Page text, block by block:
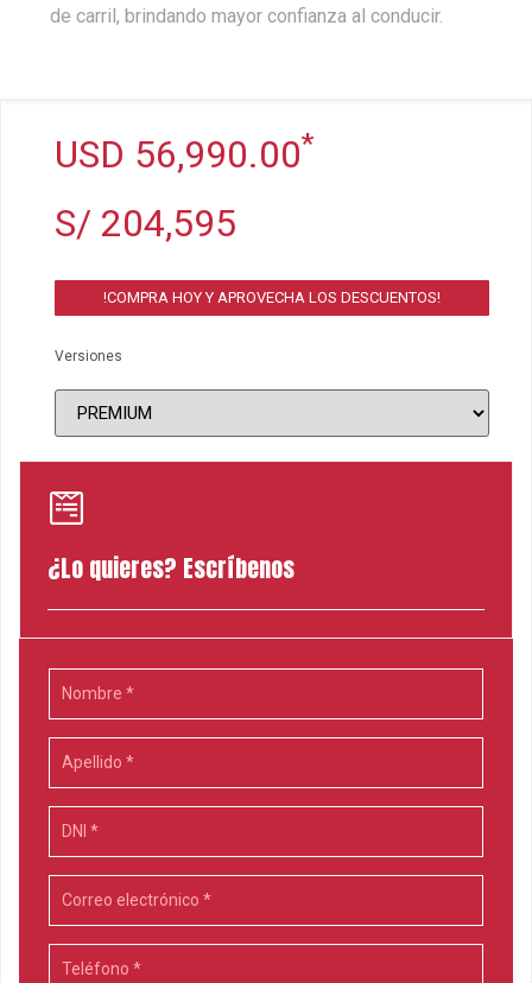
de carril, brindando mayor confianza al conducir.
USD 56,990.00*
S/ 204,595
!COMPRA HOY Y APROVECHA LOS DESCUENTOS!
Versiones
¿Lo quieres? Escríbenos